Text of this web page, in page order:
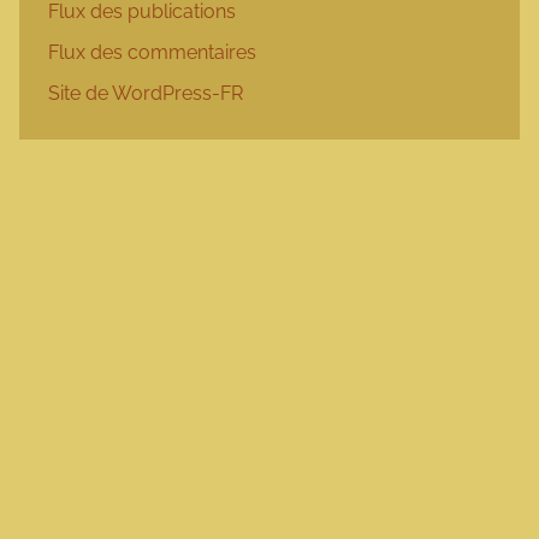
Flux des publications
Flux des commentaires
Site de WordPress-FR